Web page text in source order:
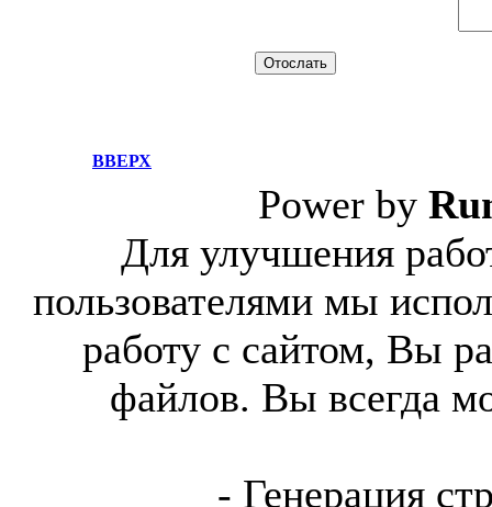
ВВЕРХ
Power by
Для улучшения
пользователями мы
работу с сайтом, Вы
файлов. Вы всегда
- Генерация